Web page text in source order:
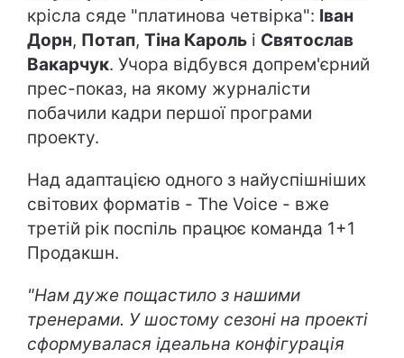
крісла сяде "платинова четвірка": Іван
Дорн, Потап, Тіна Кароль і Святослав
Вакарчук. Учора відбувся допрем'єрний
прес-показ, на якому журналісти
побачили кадри першої програми
проекту.
Над адаптацією одного з найуспішніших
світових форматів - The Voice - вже
третій рік поспіль працює команда 1+1
Продакшн.
"Нам дуже пощастило з нашими
тренерами. У шостому сезоні на проекті
сформувалася ідеальна конфігурація